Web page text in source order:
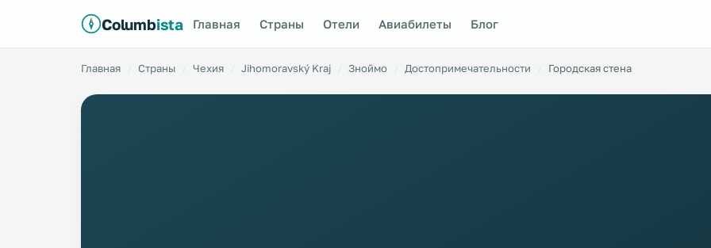
Columbista Главная Страны Отели Авиабилеты Блог
Главная Страны Чехия Jihomoravský Kraj Зноймо Достопримечательности Городская стена